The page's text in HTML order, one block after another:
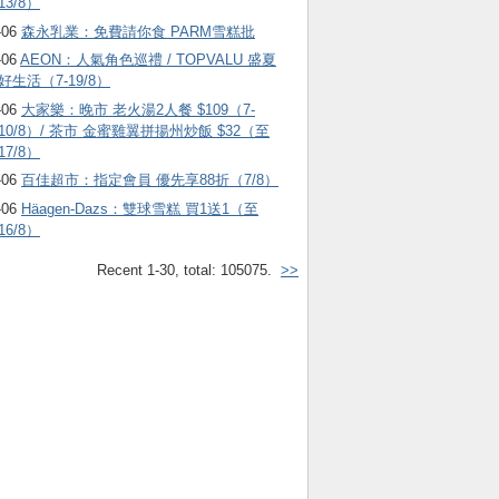
森永乳業：免費請你食 PARM雪糕批
AEON：人氣角色巡禮 / TOPVALU 盛夏
生活（7-19/8）
大家樂：晚市 老火湯2人餐 $109（7-
10/8）/ 茶市 金蜜雞翼拼揚州炒飯 $32（至
17/8）
百佳超市：指定會員 優先享88折（7/8）
Häagen-Dazs ：雙球雪糕 買1送1（至
16/8）
Recent 1-30, total: 105075. >>